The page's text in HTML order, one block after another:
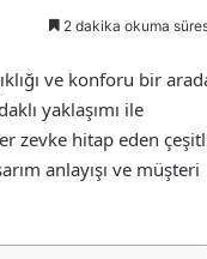
2 dakika okuma
ve konforu bir
yaklaşımı ile
zevke hitap eden
anlayışı ve müşteri